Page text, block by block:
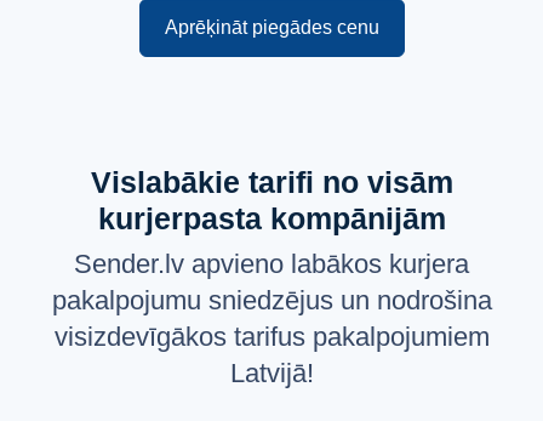
Aprēķināt piegādes cenu
Vislabākie tarifi no visām
kurjerpasta kompānijām
Sender.lv apvieno labākos kurjera
pakalpojumu sniedzējus un nodrošina
visizdevīgākos tarifus pakalpojumiem
Latvijā!